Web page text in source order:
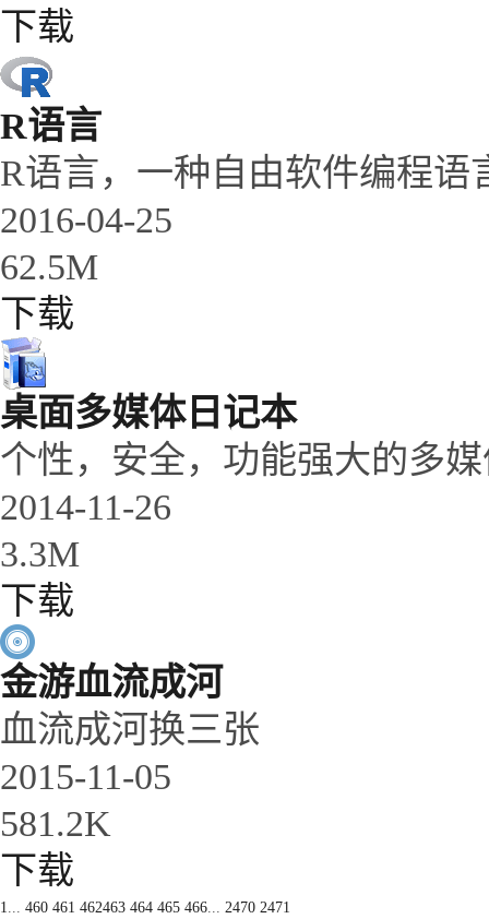
下载
R语言
R语言，一种自由软件编程
2016-04-25
62.5M
下载
桌面多媒体日记本
个性，安全，功能强大的多
2014-11-26
3.3M
下载
金游血流成河
血流成河换三张
2015-11-05
581.2K
下载
1... 460 461 462463 464 465 466... 2470 2471